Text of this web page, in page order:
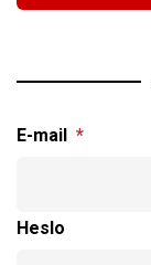
E-mail *
Heslo